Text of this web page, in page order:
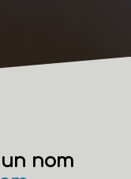
nom